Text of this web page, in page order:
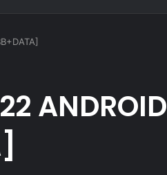
ANDROID